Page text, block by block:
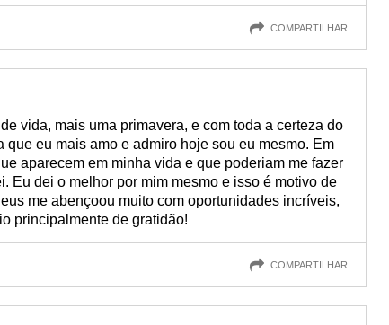
COMPARTILHAR
vida, mais uma primavera, e com toda a certeza do
que eu mais amo e admiro hoje sou eu mesmo. Em
aparecem em minha vida e que poderiam me fazer
Eu dei o melhor por mim mesmo e isso é motivo de
me abençoou muito com oportunidades incríveis,
principalmente de gratidão!
COMPARTILHAR